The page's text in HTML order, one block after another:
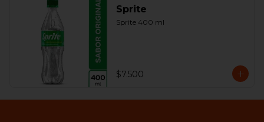
Sprite
Sprite 400 ml
$7.500